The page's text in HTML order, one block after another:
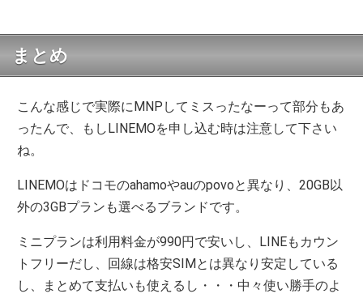
まとめ
こんな感じで実際にMNPしてミスったなーって部分もあ
ったんで、もしLINEMOを申し込む時は注意して下さい
ね。
LINEMOはドコモのahamoやauのpovoと異なり、20GB以
外の3GBプランも選べるブランドです。
ミニプランは利用料金が990円で安いし、LINEもカウン
トフリーだし、回線は格安SIMとは異なり安定している
し、まとめて支払いも使えるし・・・中々使い勝手のよ